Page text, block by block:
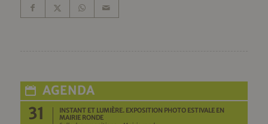
AGENDA
31
INSTANT ET LUMIÈRE. EXPOSITION PHOTO ESTIVALE EN
MAIRIE RONDE